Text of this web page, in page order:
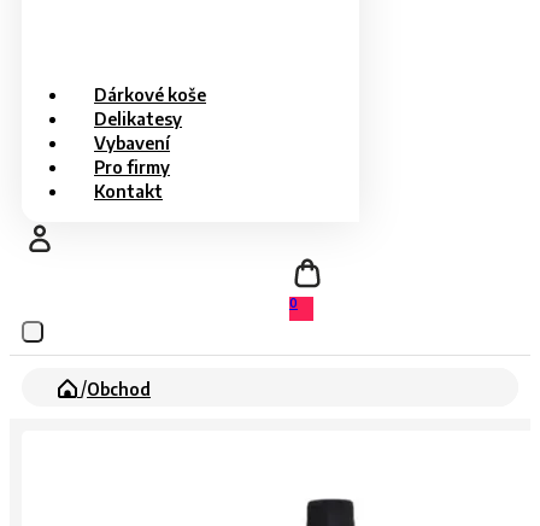
Dárkové koše
Delikatesy
Vybavení
Pro firmy
Kontakt
0
/Obchod